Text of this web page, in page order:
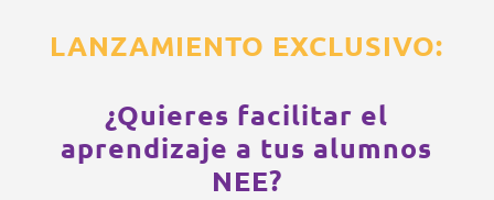
LANZAMIENTO EXCLUSIVO:
¿Quieres facilitar el
aprendizaje a tus alumnos
NEE?